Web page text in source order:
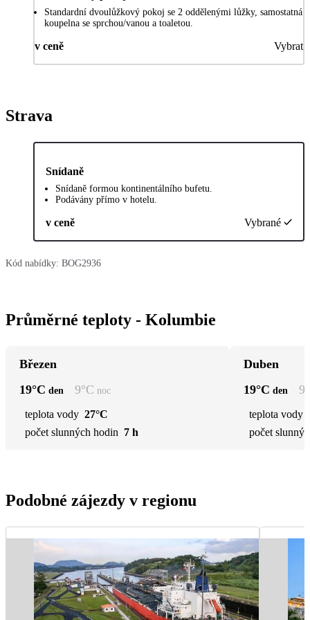
Standardní dvoulůžkový pokoj se 2 oddělenými lůžky, samostatná
koupelna se sprchou/vanou a toaletou.
v ceně Vybrat
Strava
Snídaně
Snídaně formou kontinentálního bufetu.
Podávány přímo v hotelu.
v ceně Vybrané
Kód nabídky: BOG2936
Průměrné teploty - Kolumbie
Březen
19°C den 9°C noc
teplota vody 27°C
počet slunných hodin 7 h
Duben
19°C den 9
teplota vody
počet
Podobné zájezdy v regionu